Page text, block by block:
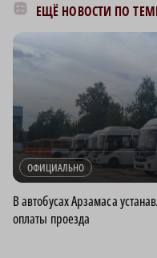
ЕЩЁ НОВОСТИ ПО
ОФИЦИАЛЬНО
В автобусах Арзамаса
оплаты проезда